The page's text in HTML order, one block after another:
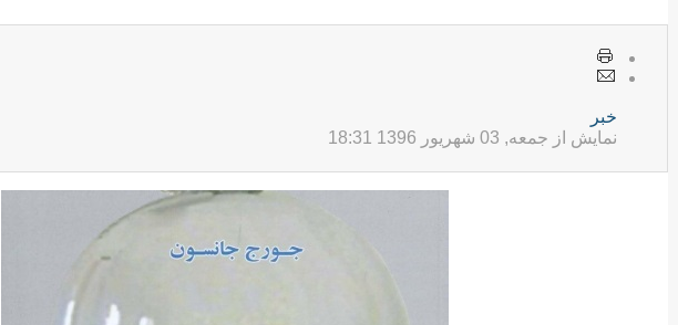
خبر
نمایش از جمعه, 03 شهریور 1396 18:31